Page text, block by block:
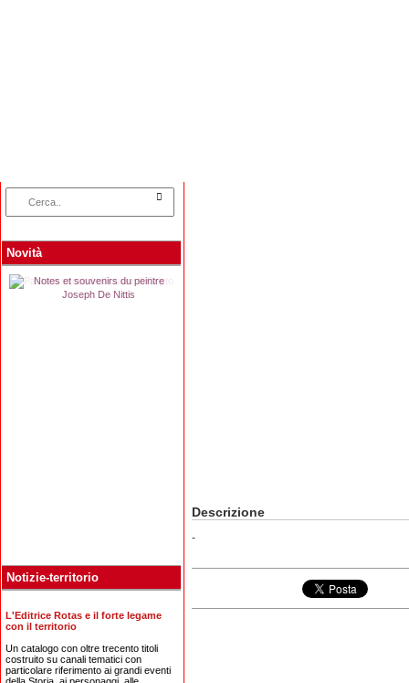
Novità
Notizie-territorio
L'Editrice Rotas e il forte legame
con il territorio
Un catalogo con oltre trecento titoli
costruito su canali tematici con
particolare riferimento ai grandi eventi
Descrizione
-